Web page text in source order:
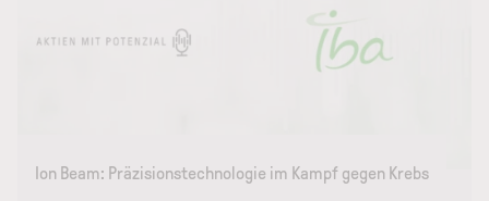
Ion Beam: Präzisionstechnologie im Kampf gegen Krebs